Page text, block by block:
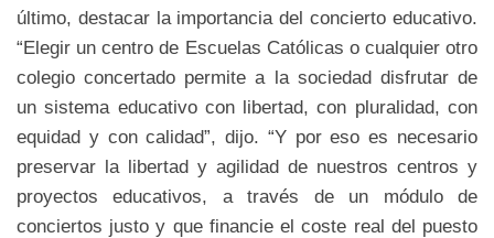
último, destacar la importancia del concierto educativo.
“Elegir un centro de Escuelas Católicas o cualquier otro
colegio concertado permite a la sociedad disfrutar de
un sistema educativo con libertad, con pluralidad, con
equidad y con calidad”, dijo. “Y por eso es necesario
preservar la libertad y agilidad de nuestros centros y
proyectos educativos, a través de un módulo de
conciertos justo y que financie el coste real del puesto